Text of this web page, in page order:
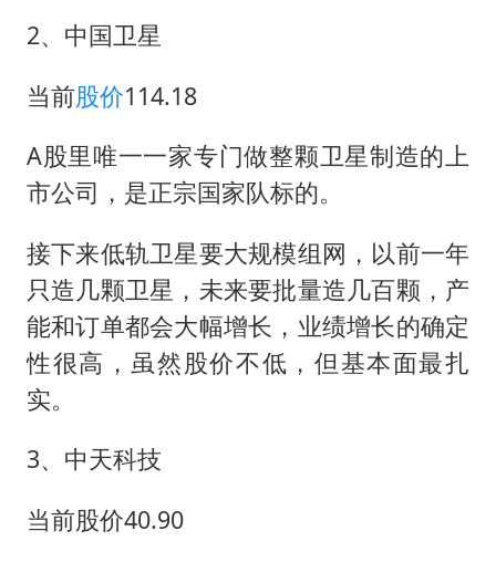
2、中国卫星
当前股价114.18
A股里唯一一家专门做整颗卫星制造的上
市公司，是正宗国家队标的。
接下来低轨卫星要大规模组网，以前一年
只造几颗卫星，未来要批量造几百颗，产
能和订单都会大幅增长，业绩增长的确定
性很高，虽然股价不低，但基本面最扎
实。
3、中天科技
当前股价40.90